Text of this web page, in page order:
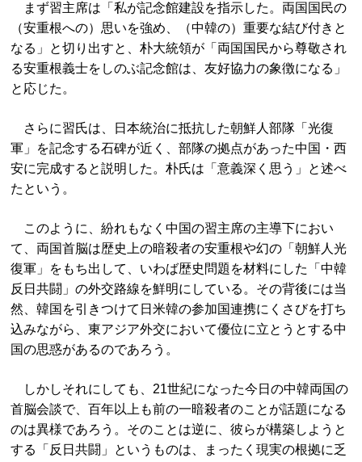
まず習主席は「私が記念館建設を指示した。両国国民の
（安重根への）思いを強め、（中韓の）重要な結び付きと
なる」と切り出すと、朴大統領が「両国国民から尊敬され
る安重根義士をしのぶ記念館は、友好協力の象徴になる」
と応じた。
さらに習氏は、日本統治に抵抗した朝鮮人部隊「光復
軍」を記念する石碑が近く、部隊の拠点があった中国・西
安に完成すると説明した。朴氏は「意義深く思う」と述べ
たという。
このように、紛れもなく中国の習主席の主導下におい
て、両国首脳は歴史上の暗殺者の安重根や幻の「朝鮮人光
復軍」をもち出して、いわば歴史問題を材料にした「中韓
反日共闘」の外交路線を鮮明にしている。その背後には当
然、韓国を引きつけて日米韓の参加国連携にくさびを打ち
込みながら、東アジア外交において優位に立とうとする中
国の思惑があるのであろう。
しかしそれにしても、21世紀になった今日の中韓両国の
首脳会談で、百年以上も前の一暗殺者のことが話題になる
のは異様であろう。そのことは逆に、彼らが構築しようと
する「反日共闘」というものは、まったく現実の根拠に乏